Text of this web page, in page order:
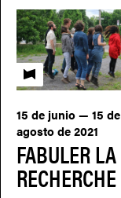
FABULER LA
RECHERCHE
15 de junio — 15 de
agosto de 2021
Fabuler l'école